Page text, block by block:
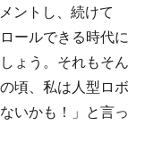
ントし、続けて
ールできる時代に
ょう。それもそん
頃、私は人型ロボ
いかも！」と言っ